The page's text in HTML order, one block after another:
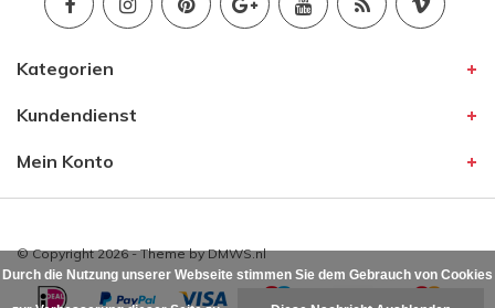
Kategorien
Kundendienst
Mein Konto
© Copyright 2026 - Theme byDMWS.nl
Durch die Nutzung unserer Webseite stimmen Sie dem Gebrauch von Cookies